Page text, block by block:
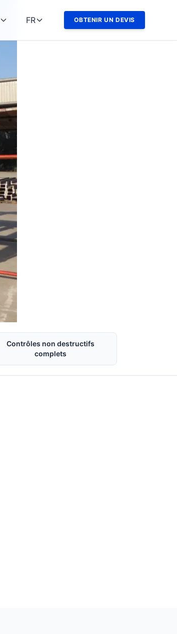
FR OBTENIR UN DEVIS
Contrôles non destructifs
complets